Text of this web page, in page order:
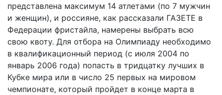
представлена максимум 14 атлетами (по 7 мужчин
и женщин), и россияне, как рассказали ГАЗЕТЕ в
Федерации фристайла, намерены выбрать всю
свою квоту. Для отбора на Олимпиаду необходимо
в квалификационный период (с июля 2004 по
январь 2006 года) попасть в тридцатку лучших в
Кубке мира или в число 25 первых на мировом
чемпионате, который пройдет в конце марта в